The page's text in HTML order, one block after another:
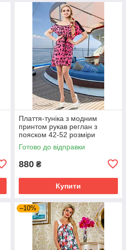
Плаття-туніка з модним
принтом рукав реглан з
пояском 42-52 розміри
Готово до відправки
880 ₴
Купити
–10%